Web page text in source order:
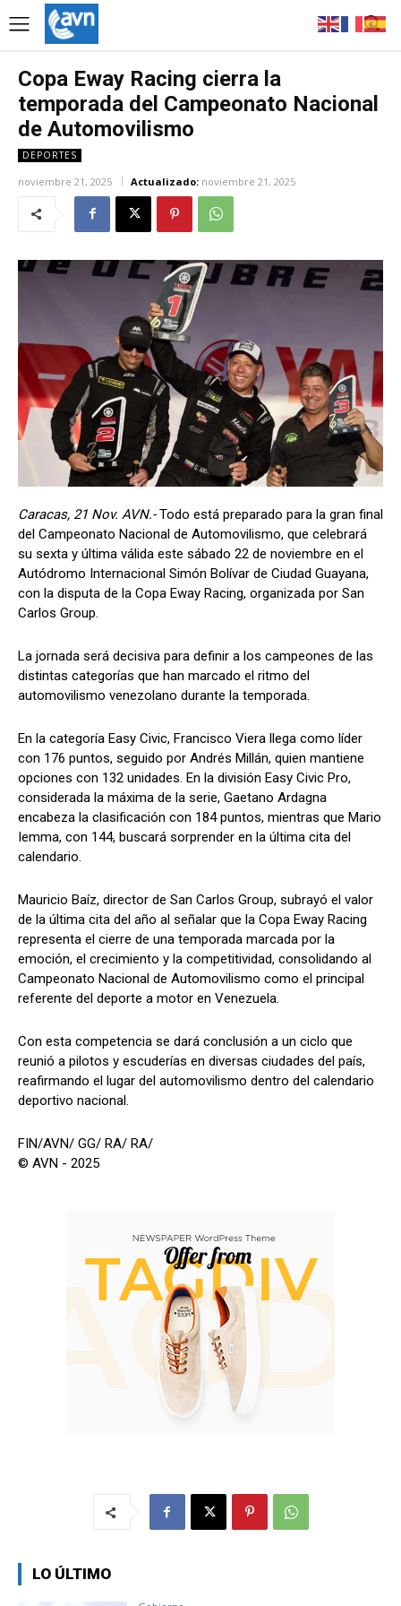
Copa Eway Racing cierra la
temporada del Campeonato Nacional
de Automovilismo
DEPORTES
noviembre 21, 2025 Actualizado: noviembre 21, 2025
Caracas, 21 Nov. AVN.-Todo está preparado para la gran final
del Campeonato Nacional de Automovilismo, que celebrará
su sexta y última válida este sábado 22 de noviembre en el
Autódromo Internacional Simón Bolívar de Ciudad Guayana,
con la disputa de la Copa Eway Racing, organizada por San
Carlos Group.
La jornada será decisiva para definir a los campeones de las
distintas categorías que han marcado el ritmo del
automovilismo venezolano durante la temporada.
En la categoría Easy Civic, Francisco Viera llega como líder
con 176 puntos, seguido por Andrés Millán, quien mantiene
opciones con 132 unidades. En la división Easy Civic Pro,
considerada la máxima de la serie, Gaetano Ardagna
encabeza la clasificación con 184 puntos, mientras que Mario
Iemma, con 144, buscará sorprender en la última cita del
calendario.
Mauricio Baíz, director de San Carlos Group, subrayó el valor
de la última cita del año al señalar que la Copa Eway Racing
representa el cierre de una temporada marcada por la
emoción, el crecimiento y la competitividad, consolidando al
Campeonato Nacional de Automovilismo como el principal
referente del deporte a motor en Venezuela.
Con esta competencia se dará conclusión a un ciclo que
reunió a pilotos y escuderías en diversas ciudades del país,
reafirmando el lugar del automovilismo dentro del calendario
deportivo nacional.
FIN/AVN/ GG/ RA/ RA/
© AVN - 2025
LO ÚLTIMO